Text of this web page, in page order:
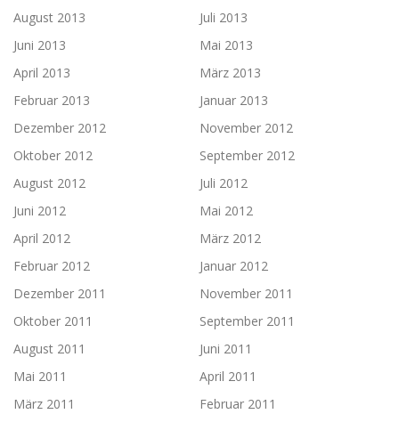
August 2013
Juli 2013
Juni 2013
Mai 2013
April 2013
März 2013
Februar 2013
Januar 2013
Dezember 2012
November 2012
Oktober 2012
September 2012
August 2012
Juli 2012
Juni 2012
Mai 2012
April 2012
März 2012
Februar 2012
Januar 2012
Dezember 2011
November 2011
Oktober 2011
September 2011
August 2011
Juni 2011
Mai 2011
April 2011
März 2011
Februar 2011